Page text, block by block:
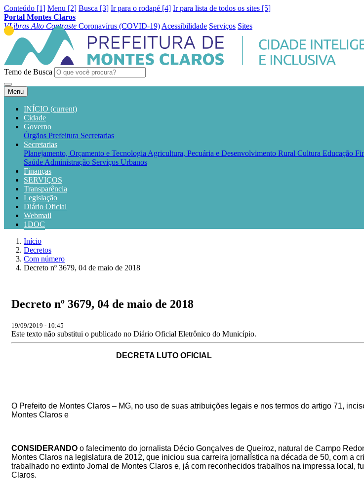
Conteúdo [1] Menu [2] Busca [3] Ir para o rodapé [4] Ir para lista de todos os sites [5]
Portal Montes Claros
VLibras Alto Contraste Coronavírus (COVID-19) Acessibilidade Serviços Sites
Temo de Busca
Menu
INÍCIO (current)
Cidade
Governo
Órgãos Prefeitura Secretarias
Secretarias
Planejamento, Orçamento e Tecnologia Agricultura, Pecuária e Desenvolvimento Rural Cultura Educação
Saúde Administração Serviços Urbanos
Finanças
SERVIÇOS
Transparência
Legislação
Diário Oficial
Webmail
1DOC
Início
Decretos
Com número
Decreto nº 3679, 04 de maio de 2018
Decreto nº 3679, 04 de maio de 2018
19/09/2019 - 10:45
Este texto não substitui o publicado no Diário Oficial Eletrônico do Município.
DECRETA LUTO OFICIAL
O Prefeito de Montes Claros – MG, no uso de suas atribuições legais e nos termos do artigo 71,
Montes Claros e
CONSIDERANDO o falecimento do jornalista Décio Gonçalves de Queiroz, natural de Campo
Montes Claros na legislatura de 2012, que iniciou sua carreira jornalística na década de 50, com a
trabalhado no extinto Jornal de Montes Claros e, já com reconhecidos trabalhos na impressa local,
Claros.